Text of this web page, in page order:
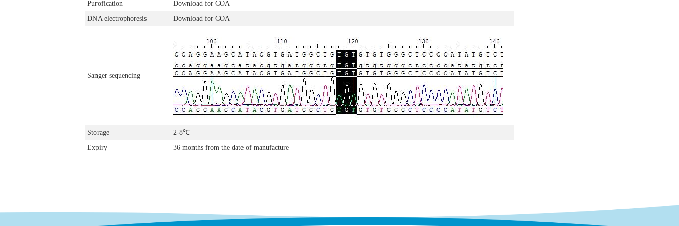
Purofication
Download for COA
DNA electrophoresis
Download for COA
Sanger sequencing
Storage
2-8℃
Expiry
36 months from the date of manufacture